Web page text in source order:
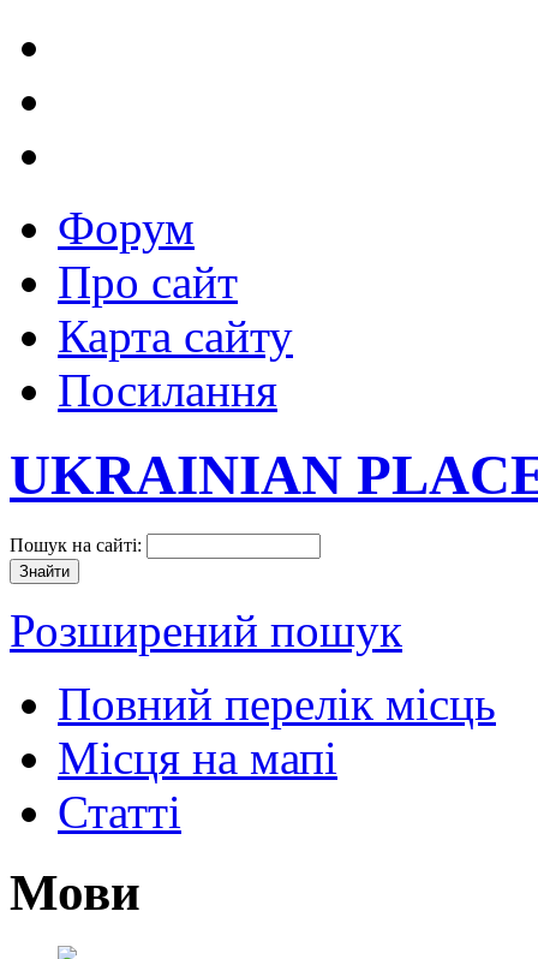
Форум
Про сайт
Карта сайту
Посилання
UKRAINIAN
Пошук на сайті:
Розширений пошук
Повний перелік місць
Місця на мапі
Статті
Мови